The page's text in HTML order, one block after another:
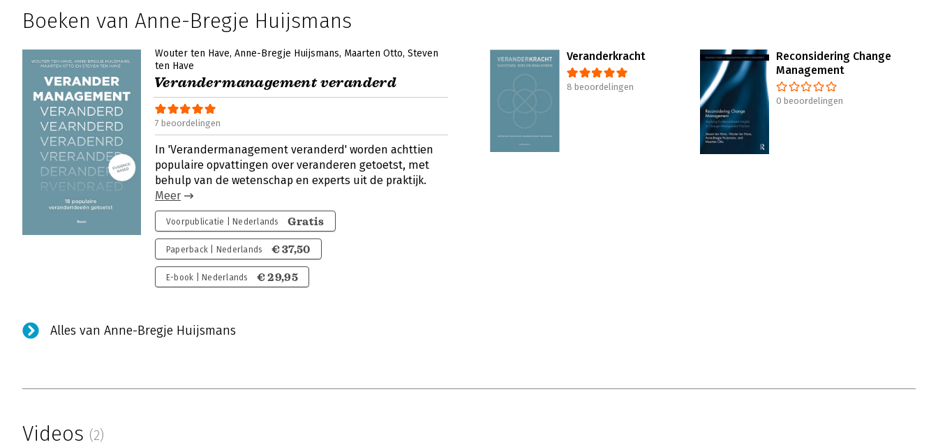
Boeken van Anne-Bregje Huijsmans
Wouter ten Have Anne-Bregje Huijsmans Maarten Otto Steven
ten Have
Verandermanagement veranderd
7 beoordelingen
In 'Verandermanagement veranderd' worden achttien
populaire opvattingen over veranderen getoetst, met
behulp van de wetenschap en experts uit de praktijk.
Meer
Voorpublicatie | Nederlands Gratis
Paperback | Nederlands € 37,50
E-book | Nederlands € 29,95
Veranderkracht
8 beoordelingen
Reconsidering Change
Management
0 beoordelingen
Alles van Anne-Bregje Huijsmans
Videos (2)